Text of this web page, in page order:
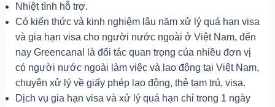
Nhiệt tình hỗ trợ.
Có kiến thức và kinh nghiệm lâu năm xử lý quá hạn visa
và gia hạn visa cho người nước ngoài ở Việt Nam, đến
nay Greencanal là đối tác quan trọng của nhiều đơn vị
có người nước ngoài làm việc và lao động tại Việt Nam,
chuyên xử lý về giấy phép lao động, thẻ tạm trú, visa.
Dịch vụ gia hạn visa và xử lý quá hạn chỉ trong 1 ngày